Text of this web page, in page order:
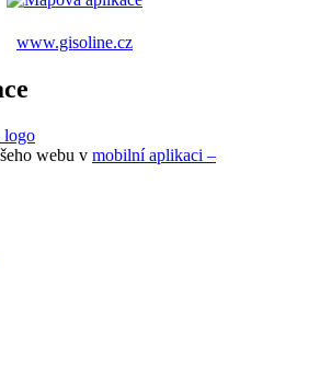
www.gisoline.cz
webu v mobilní aplikaci –